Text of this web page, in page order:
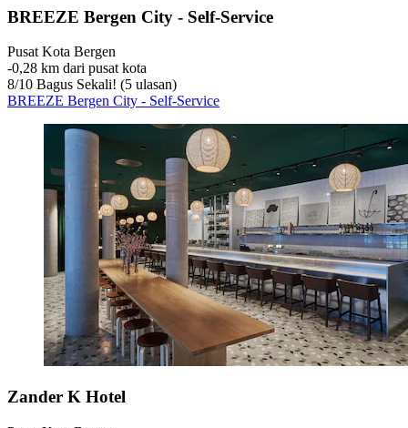
BREEZE Bergen City - Self-Service
Pusat Kota Bergen
‐0,28 km dari pusat kota
8/10 Bagus Sekali! (5 ulasan)
BREEZE Bergen City - Self-Service
Zander K Hotel